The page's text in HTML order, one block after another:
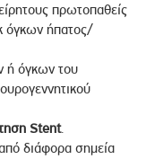
πρωτοπαθείς
όγκων ήπατος/
ή όγκων του
Stent.
διάφορα σημεία